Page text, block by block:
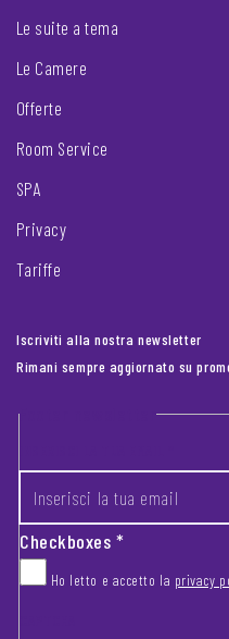
Le suite a tema
Le Camere
Offerte
Room Service
SPA
Privacy
Tariffe
Iscriviti alla nostra newsletter
Rimani sempre aggiornato su
Footer newsletter
Checkboxes*
Ho letto e accetto la privacy